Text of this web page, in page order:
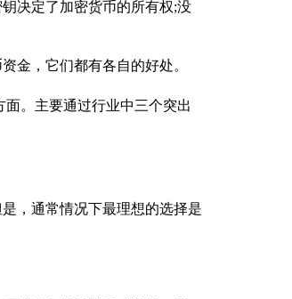
决定了加密货币的所有权;没
金，它们都有各自的好处。
面。主要通过行业中三个突出
，通常情况下最理想的选择是